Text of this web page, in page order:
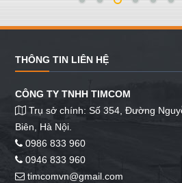
THÔNG TIN LIÊN HỆ
CÔNG TY TNHH TIMCOM
Trụ sở chính: Số 354, Đường
Biên, Hà Nội.
0986 833 960
0946 833 960
timcomvn@gmail.com